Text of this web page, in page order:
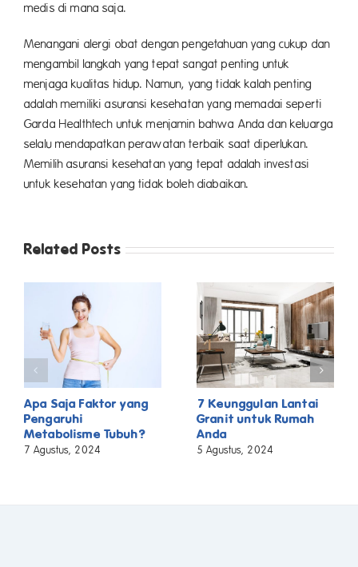
medis di mana saja.
Menangani alergi obat dengan pengetahuan yang cukup dan
mengambil langkah yang tepat sangat penting untuk
menjaga kualitas hidup. Namun, yang tidak kalah penting
adalah memiliki asuransi kesehatan yang memadai seperti
Garda Healthtech untuk menjamin bahwa Anda dan keluarga
selalu mendapatkan perawatan terbaik saat diperlukan.
Memilih asuransi kesehatan yang tepat adalah investasi
untuk kesehatan yang tidak boleh diabaikan.
Related Posts
Apa Saja Faktor yang
Pengaruhi
Metabolisme Tubuh?
7 Agustus, 2024
7 Keunggulan Lantai
Granit untuk Rumah
Anda
5 Agustus, 2024